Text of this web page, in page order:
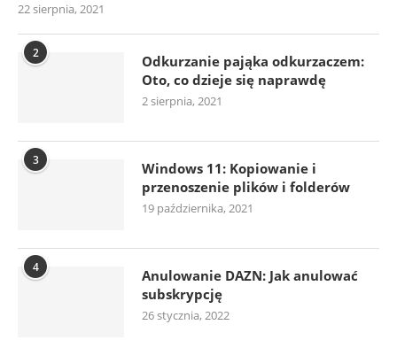
22 sierpnia, 2021
2
Odkurzanie pająka odkurzaczem:
Oto, co dzieje się naprawdę
2 sierpnia, 2021
3
Windows 11: Kopiowanie i
przenoszenie plików i folderów
19 października, 2021
4
Anulowanie DAZN: Jak anulować
subskrypcję
26 stycznia, 2022